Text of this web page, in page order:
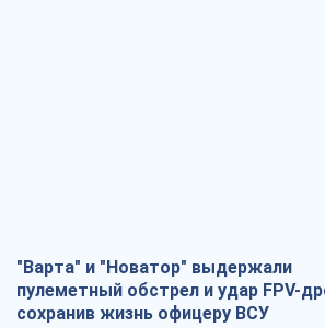
"Варта" и "Новатор" выдержали
пулеметный обстрел и удар FPV-
сохранив жизнь офицеру ВСУ